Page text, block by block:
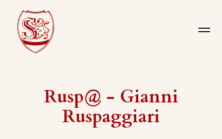
Rusp@ - Gianni
Ruspaggiari